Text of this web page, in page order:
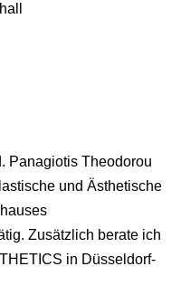
Panagiotis Theodorou
und Ästhetische
Zusätzlich berate ich
in Düsseldorf-